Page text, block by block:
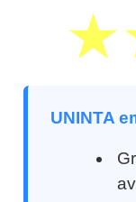
UNINTA